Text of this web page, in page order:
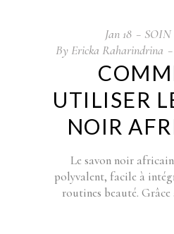
Jan 18
SOIN
By Ericka Raharindrina
UTILISER
NOIR
Le savon noir
polyvalent, facile à
routines beauté. Grâce